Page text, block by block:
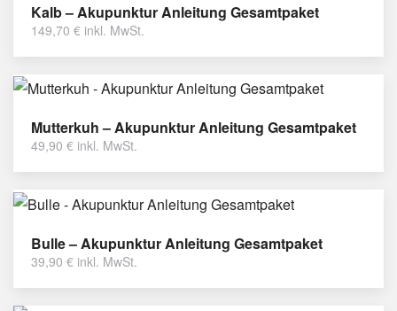
Kalb – Akupunktur Anleitung Gesamtpaket
149,70 € inkl. MwSt.
Mutterkuh – Akupunktur Anleitung Gesamtpaket
49,90 € inkl. MwSt.
Bulle – Akupunktur Anleitung Gesamtpaket
39,90 € inkl. MwSt.